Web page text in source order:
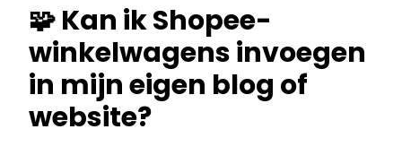
🧩 Kan ik Shopee-
winkelwagens invoegen
in mijn eigen blog of
website?